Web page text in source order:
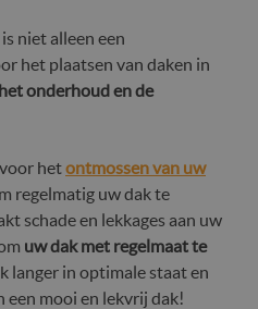
niet alleen een
het plaatsen van daken in
het onderhoud en de
hetontmossen van uw
regelmatig uw dak te
schade en lekkages aan uw
uw dak met regelmaat te
langer in optimale staat en
een mooi en lekvrij dak!